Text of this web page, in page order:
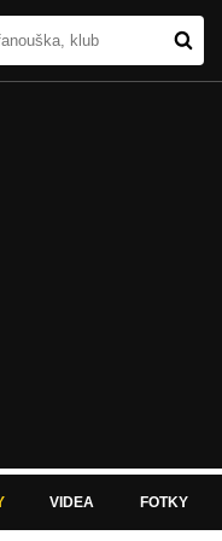
VIDEA FOTKY